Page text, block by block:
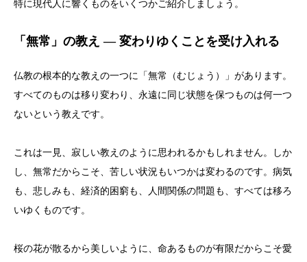
特に現代人に響くものをいくつかご紹介しましょう。
「無常」の教え ― 変わりゆくことを受け入れる
仏教の根本的な教えの一つに「無常（むじょう）」があります。
すべてのものは移り変わり、永遠に同じ状態を保つものは何一つ
ないという教えです。
これは一見、寂しい教えのように思われるかもしれません。しか
し、無常だからこそ、苦しい状況もいつかは変わるのです。病気
も、悲しみも、経済的困窮も、人間関係の問題も、すべては移ろ
いゆくものです。
桜の花が散るから美しいように、命あるものが有限だからこそ愛